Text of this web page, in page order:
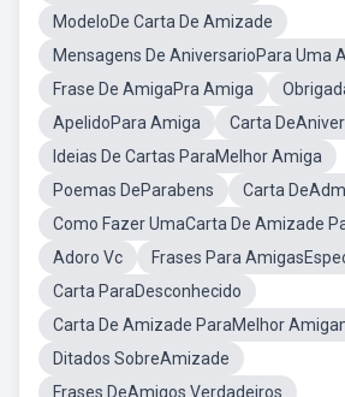
ModeloDe Carta De Amizade
Mensagens De AniversarioPara Uma
Frase De AmigaPra Amiga
ApelidoPara Amiga
Carta
Ideias De Cartas ParaMelhor Amiga
Poemas DeParabens
Carta
Como Fazer UmaCarta De Amizade
Adoro Vc
Frases Para
Carta ParaDesconhecido
Carta De Amizade ParaMelhor
Ditados SobreAmizade
Frases DeAmigos Verdadeiros